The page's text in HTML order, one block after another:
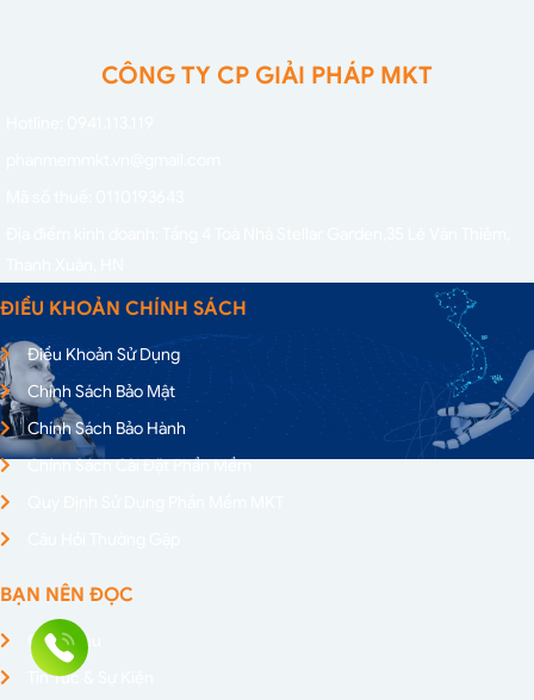
CÔNG TY CP GIẢI PHÁP MKT
ĐIỀU KHOẢN CHÍNH SÁCH
Điều Khoản Sử Dụng
Chính Sách Bảo Mật
Chính Sách Bảo Hành
Chính Sách Cài Đặt Phần Mềm
BẠN NÊN ĐỌC
Giới Thiệu
Tin Tức & Sự Kiện